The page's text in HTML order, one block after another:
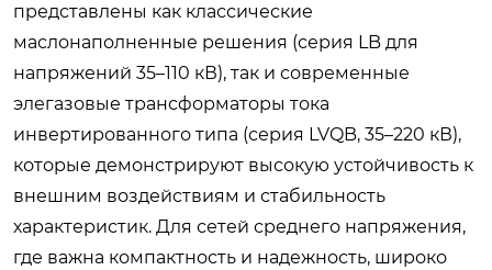
представлены как классические
маслонаполненные решения (серия LB для
напряжений 35–110 кВ), так и современные
элегазовые трансформаторы тока
инвертированного типа (серия LVQB, 35–220 кВ),
которые демонстрируют высокую устойчивость к
внешним воздействиям и стабильность
характеристик. Для сетей среднего напряжения,
где важна компактность и надежность, широко